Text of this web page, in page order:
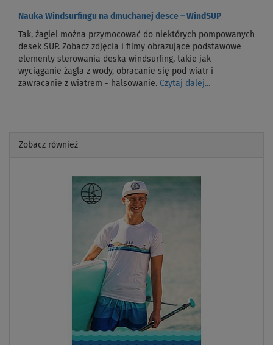
Nauka Windsurfingu na dmuchanej desce – WindSUP
Tak, żagiel można przymocować do niektórych pompowanych
desek SUP. Zobacz zdjęcia i filmy obrazujące podstawowe
elementy sterowania deską windsurfing, takie jak
wyciąganie żagla z wody, obracanie się pod wiatr i
zawracanie z wiatrem - halsowanie. Czytaj dalej...
Zobacz również
Previous